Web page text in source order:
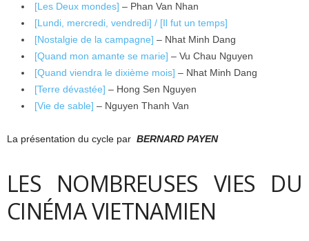
[Les Deux mondes] – Phan Van Nhan
[Lundi, mercredi, vendredi] / [Il fut un temps]
[Nostalgie de la campagne] – Nhat Minh Dang
[Quand mon amante se marie] – Vu Chau Nguyen
[Quand viendra le dixième mois] – Nhat Minh Dang
[Terre dévastée] – Hong Sen Nguyen
[Vie de sable] – Nguyen Thanh Van
La présentation du cycle par BERNARD PAYEN
LES NOMBREUSES VIES DU
CINÉMA VIETNAMIEN